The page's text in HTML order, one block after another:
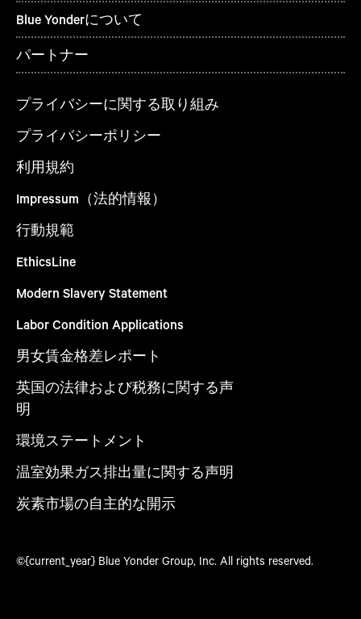
Blue Yonderについて
パートナー
プライバシーに関する取り組み
プライバシーポリシー
利用規約
Impressum（法的情報）
行動規範
EthicsLine
Modern Slavery Statement
Labor Condition Applications
男女賃金格差レポート
英国の法律および税務に関する声
明
環境ステートメント
温室効果ガス排出量に関する声明
炭素市場の自主的な開示
©{current_year} Blue Yonder Group, Inc. All rights reserved.